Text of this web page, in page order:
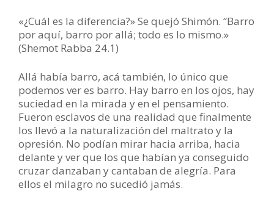
«¿Cuál es la diferencia?» Se quejó Shimón. “Barro
por aquí, barro por allá; todo es lo mismo.»
(Shemot Rabba 24.1)
Allá había barro, acá también, lo único que
podemos ver es barro. Hay barro en los ojos, hay
suciedad en la mirada y en el pensamiento.
Fueron esclavos de una realidad que finalmente
los llevó a la naturalización del maltrato y la
opresión. No podían mirar hacia arriba, hacia
delante y ver que los que habían ya conseguido
cruzar danzaban y cantaban de alegría. Para
ellos el milagro no sucedió jamás.